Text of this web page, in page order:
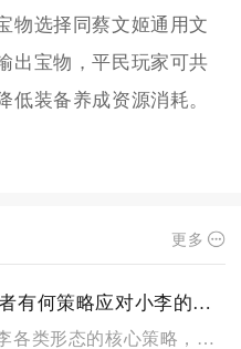
物选择同蔡文姬通用文
出宝物，平民玩家可共
低装备养成资源消耗。
更多
火影忍者有何策略应对小李的计谋
对抗小李各类形态的核心策略，是以Y轴错位走位规避直线突进，搭...